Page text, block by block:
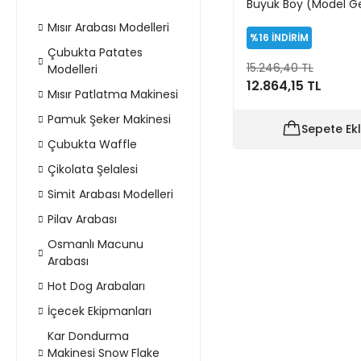
Mısır Arabası Modelleri
Çubukta Patates
Modelleri
Mısır Patlatma Makinesi
Pamuk Şeker Makinesi
Çubukta Waffle
Çikolata Şelalesi
Simit Arabası Modelleri
Pilav Arabası
Osmanlı Macunu
Arabası
Hot Dog Arabaları
İçecek Ekipmanları
Kar Dondurma
Makinesi Snow Flake
Büyük Boy (Model
%16 İNDİRİM
15.246,40 TL
12.864,15 TL
Sepete